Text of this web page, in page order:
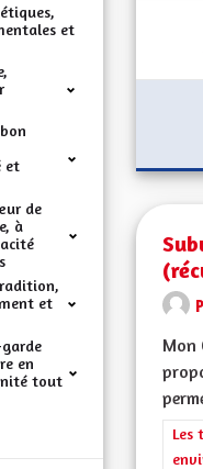
et
et
de
à
et
en
tout
Mon
Les